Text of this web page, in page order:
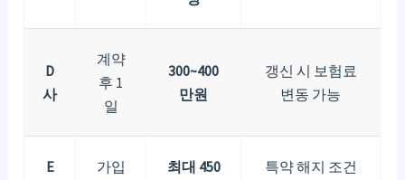
D
사
계약
후 1
일
300~400
만원
갱신 시 보험료
변동 가능
E
가입
최대 450
특약 해지 조건